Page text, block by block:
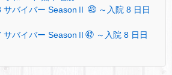
サバイバー SeasonⅡ ㊸ ～入院 8 日日
サバイバー SeasonⅡ㊷ ～入院 8 日日